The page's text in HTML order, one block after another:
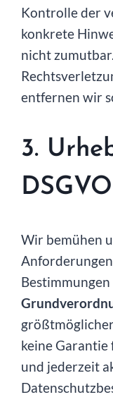
Kontrolle der
konkrete
nicht
entfernen wir
3.
Wir bemühen
keine
und jederzeit